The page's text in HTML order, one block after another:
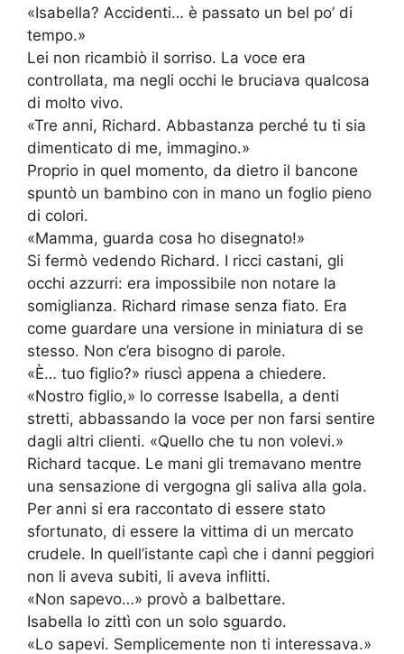
«Isabella? Accidenti… è passato un bel po’ di
tempo.»
Lei non ricambiò il sorriso. La voce era
controllata, ma negli occhi le bruciava qualcosa
di molto vivo.
«Tre anni, Richard. Abbastanza perché tu ti sia
dimenticato di me, immagino.»
Proprio in quel momento, da dietro il bancone
spuntò un bambino con in mano un foglio pieno
di colori.
«Mamma, guarda cosa ho disegnato!»
Si fermò vedendo Richard. I ricci castani, gli
occhi azzurri: era impossibile non notare la
somiglianza. Richard rimase senza fiato. Era
come guardare una versione in miniatura di se
stesso. Non c’era bisogno di parole.
«È… tuo figlio?» riuscì appena a chiedere.
«Nostro figlio,» lo corresse Isabella, a denti
stretti, abbassando la voce per non farsi sentire
dagli altri clienti. «Quello che tu non volevi.»
Richard tacque. Le mani gli tremavano mentre
una sensazione di vergogna gli saliva alla gola.
Per anni si era raccontato di essere stato
sfortunato, di essere la vittima di un mercato
crudele. In quell’istante capì che i danni peggiori
non li aveva subiti, li aveva inflitti.
«Non sapevo…» provò a balbettare.
Isabella lo zittì con un solo sguardo.
«Lo sapevi. Semplicemente non ti interessava.»